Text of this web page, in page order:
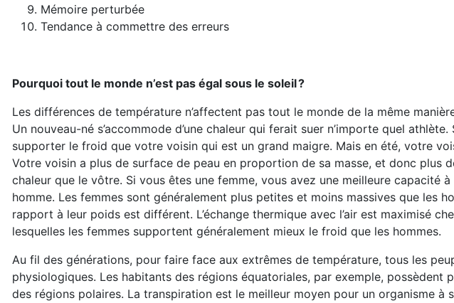
Mémoire perturbée
Tendance à commettre des erreurs
Pourquoi tout le monde n’est pas égal sous le soleil ?
Les différences de température n’affectent pas tout le monde de la même
Un nouveau-né s’accommode d’une chaleur qui ferait suer n’importe quel
supporter le froid que votre voisin qui est un grand maigre. Mais en été, votre
Votre voisin a plus de surface de peau en proportion de sa masse, et donc plus
chaleur que le vôtre. Si vous êtes une femme, vous avez une meilleure capacité
homme. Les femmes sont généralement plus petites et moins massives que les
rapport à leur poids est différent. L’échange thermique avec l’air est maximisé
lesquelles les femmes supportent généralement mieux le froid que les hommes.
Au fil des générations, pour faire face aux extrêmes de température, tous les
physiologiques. Les habitants des régions équatoriales, par exemple, possèdent
des régions polaires. La transpiration est le meilleur moyen pour un organisme à